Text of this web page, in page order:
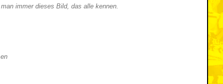
immer dieses Bild, das alle kennen.